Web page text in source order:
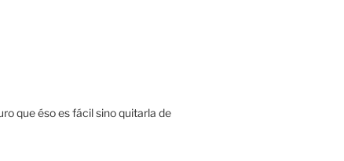
que éso es fácil sino quitarla de